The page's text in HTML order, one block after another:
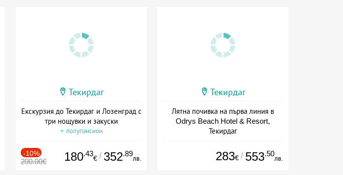
Текирдаг
Екскурзия до Текирдаг и Лозенград с
три нощувки и закуски
+ полупансион
-10%
200.00€ 180.43
€ / 352.89
лв.
Текирдаг
Лятна почивка на първа линия в
Odrys Beach Hotel & Resort,
Текирдаг
283€ / 553.50
лв.